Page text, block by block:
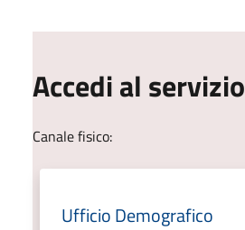
Accedi al servizio
Canale fisico:
Ufficio Demografico